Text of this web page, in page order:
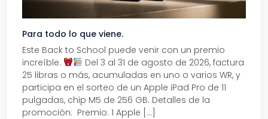
Para todo lo que viene.
Este Back to School puede venir con un premio
increíble.
Del 3 al 31 de agosto de 2026, factura
25 libras o más, acumuladas en uno o varios WR, y
participa en el sorteo de un Apple iPad Pro de 11
pulgadas, chip M5 de 256 GB. Detalles de la
promoción: Premio: 1 Apple […]